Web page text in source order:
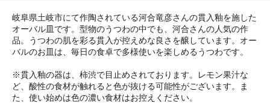
岐阜県土岐市にて作陶されている河合竜彦さんの貫入釉を施した
オーバル皿です。型物のうつわの中でも、河合さんの人気の作
品。うつわの肌を彩る貫入が控えめな良さを醸しています。オー
バルのお皿は、毎日の食卓で多様使いを楽しめるうつわです。
※貫入釉の器は、柿渋で目止めされております。レモン果汁な
ど、酸性の食材が触れると色が抜ける可能性がございます。ま
た、使い始めは色の濃い食材はお控えください。